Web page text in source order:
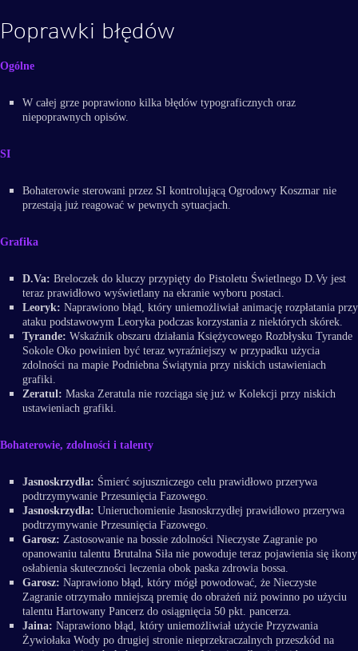
Poprawki błędów
Ogólne
W całej grze poprawiono kilka błędów typograficznych oraz
niepoprawnych opisów.
SI
Bohaterowie sterowani przez SI kontrolującą Ogrodowy Koszmar nie
przestają już reagować w pewnych sytuacjach.
Grafika
D.Va: Breloczek do kluczy przypięty do Pistoletu Świetlnego D.Vy jest
teraz prawidłowo wyświetlany na ekranie wyboru postaci.
Leoryk: Naprawiono błąd, który uniemożliwiał animację rozpłatania przy
ataku podstawowym Leoryka podczas korzystania z niektórych skórek.
Tyrande: Wskaźnik obszaru działania Księżycowego Rozbłysku Tyrande
Sokole Oko powinien być teraz wyraźniejszy w przypadku użycia
zdolności na mapie Podniebna Świątynia przy niskich ustawieniach
grafiki.
Zeratul: Maska Zeratula nie rozciąga się już w Kolekcji przy niskich
ustawieniach grafiki.
Bohaterowie, zdolności i talenty
Jasnoskrzydła: Śmierć sojuszniczego celu prawidłowo przerywa
podtrzymywanie Przesunięcia Fazowego.
Jasnoskrzydła: Unieruchomienie Jasnoskrzydłej prawidłowo przerywa
podtrzymywanie Przesunięcia Fazowego.
Garosz: Zastosowanie na bossie zdolności Nieczyste Zagranie po
opanowaniu talentu Brutalna Siła nie powoduje teraz pojawienia się ikony
osłabienia skuteczności leczenia obok paska zdrowia bossa.
Garosz: Naprawiono błąd, który mógł powodować, że Nieczyste
Zagranie otrzymało mniejszą premię do obrażeń niż powinno po użyciu
talentu Hartowany Pancerz do osiągnięcia 50 pkt. pancerza.
Jaina: Naprawiono błąd, który uniemożliwiał użycie Przyzwania
Żywiołaka Wody po drugiej stronie nieprzekraczalnych przeszkód na